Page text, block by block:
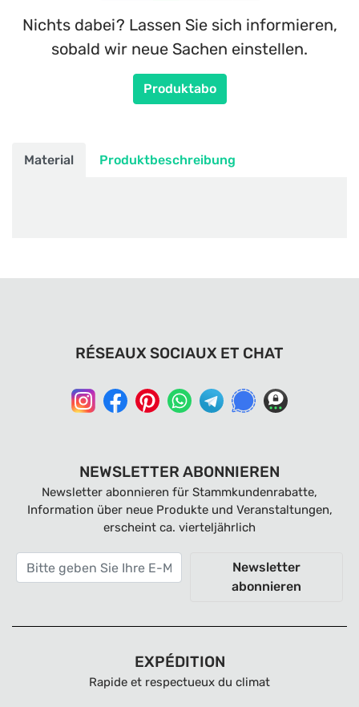
Nichts dabei? Lassen Sie sich informieren,
sobald wir neue Sachen einstellen.
Produktabo
Material Produktbeschreibung
RÉSEAUX SOCIAUX ET CHAT
NEWSLETTER ABONNIEREN
Newsletter abonnieren für Stammkundenrabatte,
Information über neue Produkte und Veranstaltungen,
erscheint ca. vierteljährlich
Newsletter
abonnieren
EXPÉDITION
Rapide et respectueux du climat